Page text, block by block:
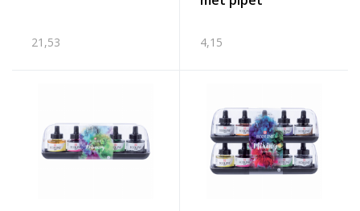
21,53 4,15